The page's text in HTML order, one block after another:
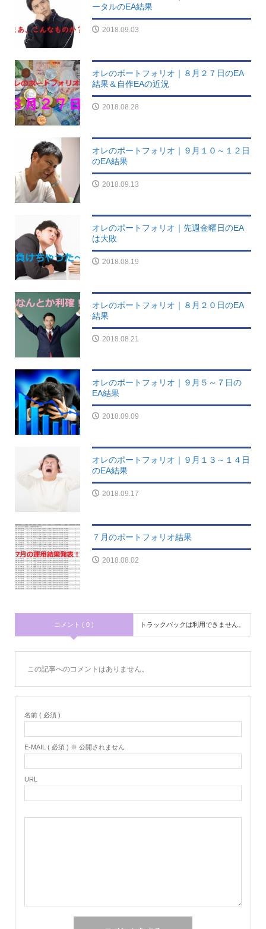
ータルのEA結果
2018.09.03
オレのポートフォリオ｜８月２７日のEA
結果＆自作EAの近況
2018.08.28
オレのポートフォリオ｜９月１０～１２日
のEA結果
2018.09.13
オレのポートフォリオ｜先週金曜日のEA
は大敗
2018.08.19
オレのポートフォリオ｜８月２０日のEA
結果
2018.08.21
オレのポートフォリオ｜９月５～７日の
EA結果
2018.09.09
オレのポートフォリオ｜９月１３～１４日
のEA結果
2018.09.17
７月のポートフォリオ結果
2018.08.02
コメント ( 0 ) トラックバックは利用できません。
この記事へのコメントはありません。
名前 ( 必須 )
E-MAIL ( 必須 ) ※ 公開されません
URL